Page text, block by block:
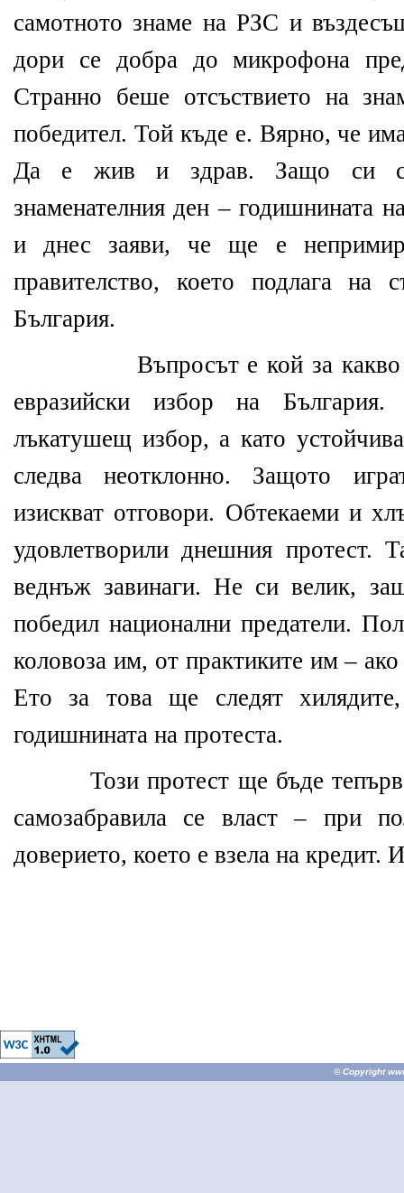
самотното знаме на РЗС и
дори се добра до микрофона
Странно беше отсъствието на
победител. Той къде е. Вярно, че
Да е жив и здрав. Защо си
знаменателния ден – годишнината
и днес заяви, че ще е
правителство, което подлага на
България.
Въпросът е кой за
евразийски избор на
лъкатушещ избор, а като
следва неотклонно. Защото
изискват отговори. Обтекаеми и
удовлетворили днешния протест.
веднъж завинаги. Не си велик,
победил национални предатели.
коловоза им, от практиките им –
Ето за това ще следят
годишнината на протеста.
Този протест ще бъде
самозабравила се власт – при
доверието, което е взела на кредит.
© Copyright